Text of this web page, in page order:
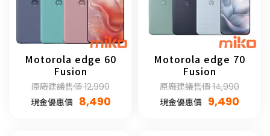
Motorola edge 60
Fusion
原廠建議售價 12,990
現金優惠價 8,490
Motorola edge 70
Fusion
原廠建議售價 14,990
現金優惠價 9,490